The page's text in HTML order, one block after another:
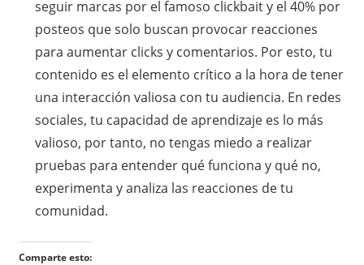
seguir marcas por el famoso clickbait y el 40% por
posteos que solo buscan provocar reacciones
para aumentar clicks y comentarios. Por esto, tu
contenido es el elemento crítico a la hora de tener
una interacción valiosa con tu audiencia. En redes
sociales, tu capacidad de aprendizaje es lo más
valioso, por tanto, no tengas miedo a realizar
pruebas para entender qué funciona y qué no,
experimenta y analiza las reacciones de tu
comunidad.
Comparte esto: